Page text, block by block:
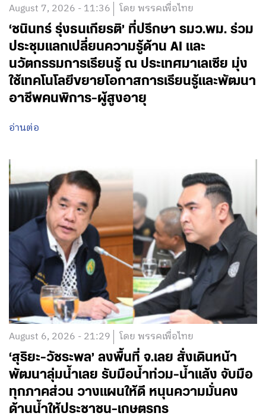
August 7, 2026 - 11:36 โดย พรรคเพื่อไทย
‘ชนินทร์ รุ่งธนเกียรติ’ ที่ปรึกษา รมว.พม. ร่วม
ประชุมแลกเปลี่ยนความรู้ด้าน AI และ
นวัตกรรมการเรียนรู้ ณ ประเทศมาเลเซีย มุ่ง
ใช้เทคโนโลยีขยายโอกาสการเรียนรู้และพัฒนา
อาชีพคนพิการ-ผู้สูงอายุ
อ่านต่อ
August 6, 2026 - 21:29 โดย พรรคเพื่อไทย
‘สุริยะ-วัชระพล’ ลงพื้นที่ จ.เลย สั่งเดินหน้า
พัฒนาลุ่มน้ำเลย รับมือน้ำท่วม-น้ำแล้ง จับมือ
ทุกภาคส่วน วางแผนให้ดี หนุนความมั่นคง
ด้านน้ำให้ประชาชน-เกษตรกร